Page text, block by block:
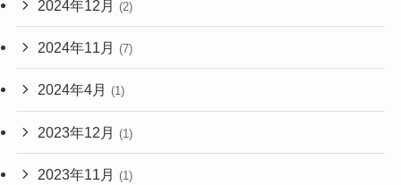
2024年12月 (2)
2024年11月 (7)
2024年4月 (1)
2023年12月 (1)
2023年11月 (1)